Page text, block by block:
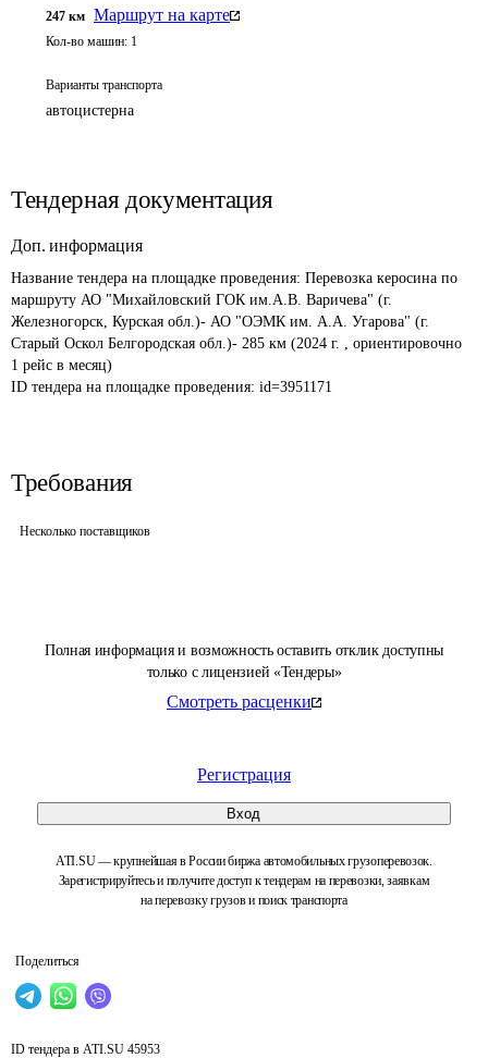
Полная информация и возможность оставить отклик доступны
только с лицензией «Тендеры»
Смотреть расценки
Регистрация
Вход
ATI.SU — крупнейшая в России биржа автомобильных грузоперевозок.
Зарегистрируйтесь и получите доступ к тендерам на перевозки, заявкам
на перевозку грузов и поиск транспорта
Поделиться
247 км Маршрут на карте
Кол-во машин: 1
Варианты транспорта
автоцистерна
Тендерная документация
Доп. информация
Название тендера на площадке проведения: Перевозка керосина по
маршруту АО "Михайловский ГОК им.А.В. Варичева" (г.
Железногорск, Курская обл.)- АО "ОЭМК им. А.А. Угарова" (г.
Старый Оскол Белгородская обл.)- 285 км (2024 г. , ориентировочно
1 рейс в месяц)
ID тендера на площадке проведения: id=3951171
Требования
Несколько поставщиков
ID тендера в ATI.SU 45953